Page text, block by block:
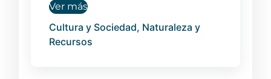
Ver más
Cultura y Sociedad, Naturaleza y
Recursos